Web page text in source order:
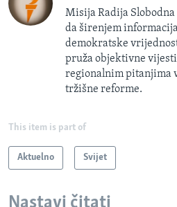
Misija Radija
da širenjem
demokratske
pruža objektivne
regionalnim pitanjima
tržišne reforme.
This item is part of
Aktuelno Svijet
Nastavi čitati